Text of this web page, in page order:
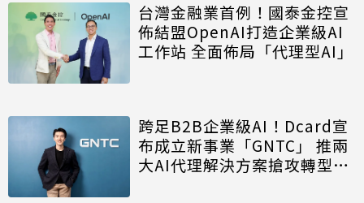
台灣金融業首例！國泰金控宣
佈結盟OpenAI打造企業級AI
工作站 全面佈局「代理型AI」
跨足B2B企業級AI！Dcard宣
布成立新事業「GNTC」 推兩
大AI代理解決方案搶攻轉型商